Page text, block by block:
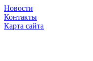
Новости
Контакты
Карта сайта